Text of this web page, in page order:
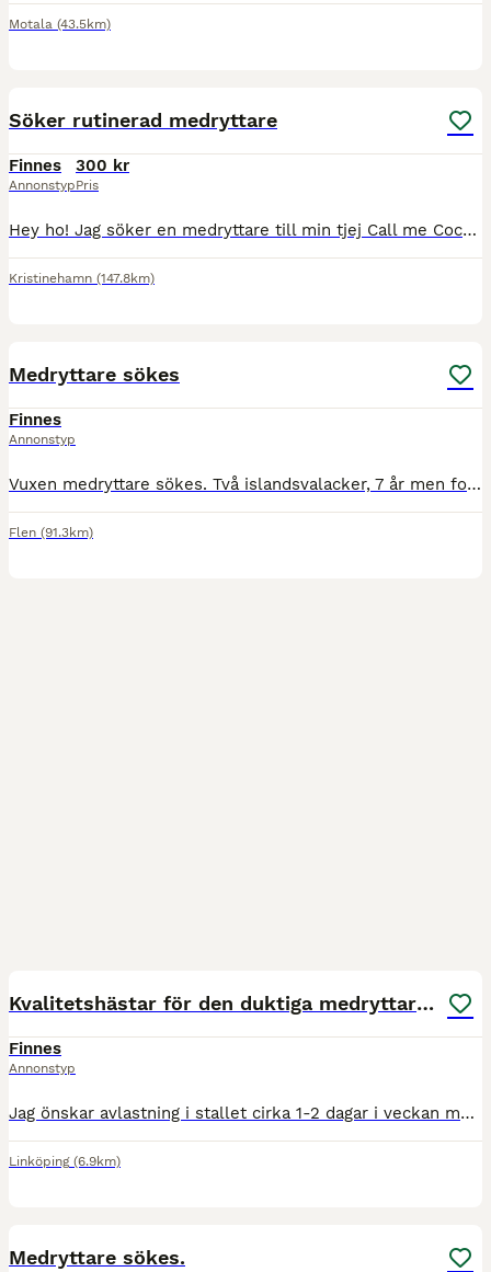
Motala (43.5km)
Söker rutinerad medryttare
Finnes
Annonstyp
300 kr
Pris
Hey ho! Jag söker en medryttare till min tjej Call me Coco (160cm, *2009) 🌸 Du ska … - vara hästkunnig - ha mjuk hand och god balans - vara pålitlig ”Cookie” är en snäll och välutbildad hob
Kristinehamn (147.8km)
Medryttare sökes
Finnes
Annonstyp
Vuxen medryttare sökes. Två islandsvalacker, 7 år men fortfarande under inlärning. Insuttna och behöver nu sättas igång på allvar. Mycket snälla men behöver mera ridträning. Pga min trasiga kropp så h
Flen (91.3km)
Kvalitetshästar för den duktiga medryttaren
Finnes
Annonstyp
Jag önskar avlastning i stallet cirka 1-2 dagar i veckan med anledning av småbarn. Hästarna är 6 respektive 7 år gamla och tränas och tävlas aktiv i hoppning. Dom är snälla och väluppfostrade men har
Linköping (6.9km)
Medryttare sökes.